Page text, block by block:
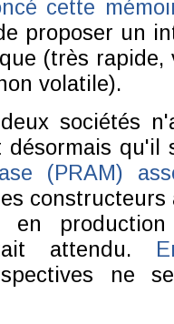
cette
proposer un
(très
volatile).
sociétés
désormais
(PRAM)
en
attendu.
ne